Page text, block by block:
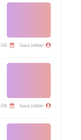
Gaza Jobber 06 نوفمبر 2025
Gaza Jobber 06 نوفمبر 2025